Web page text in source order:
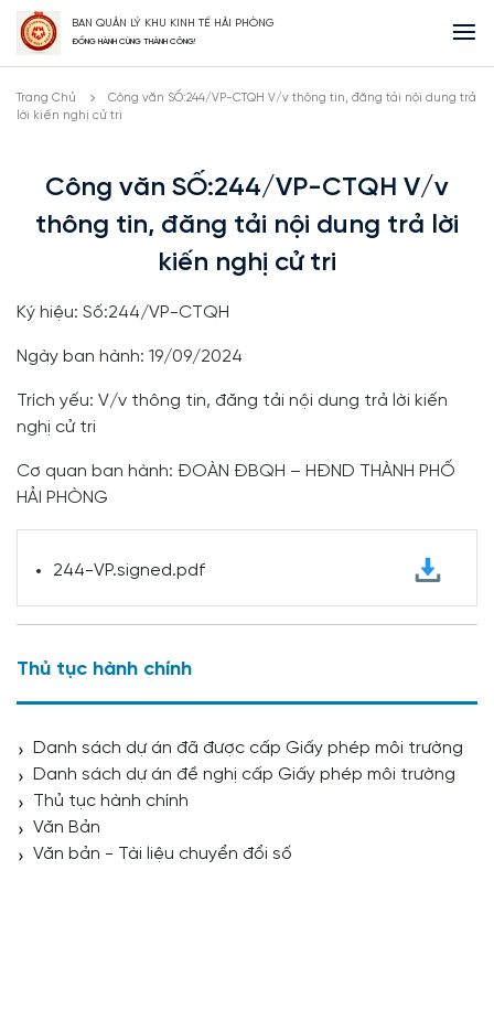
BAN QUẢN LÝ KHU KINH TẾ HẢI PHÒNG
ĐỒNG HÀNH CÙNG THÀNH CÔNG!
Trang Chủ
Công văn SỐ:244/VP-CTQH V/v thông tin, đăng tải nội dung trả
lời kiến nghị cử tri
Công văn SỐ:244/VP-CTQH V/v
thông tin, đăng tải nội dung trả lời
kiến nghị cử tri
Ký hiệu: Số:244/VP-CTQH
Ngày ban hành: 19/09/2024
Trích yếu: V/v thông tin, đăng tải nội dung trả lời kiến
nghị cử tri
Cơ quan ban hành: ĐOÀN ĐBQH – HĐND THÀNH PHỐ
HẢI PHÒNG
244-VP.signed.pdf
Thủ tục hành chính
Danh sách dự án đã được cấp Giấy phép môi trường
Danh sách dự án đề nghị cấp Giấy phép môi trường
Thủ tục hành chính
Văn Bản
Văn bản - Tài liệu chuyển đổi số